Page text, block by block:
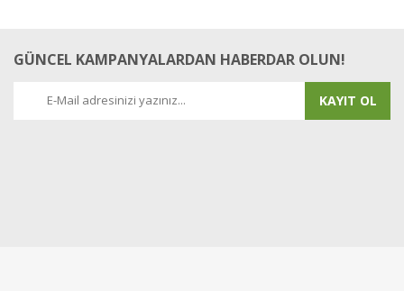
GÜNCEL KAMPANYALARDAN HABERDAR OLUN!
KAYIT OL